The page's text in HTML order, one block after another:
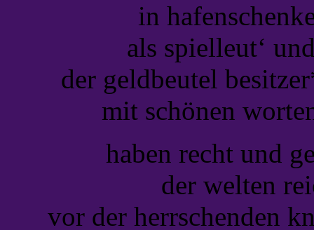
in
als spielleut‘
der geldbeutel
mit schönen
haben recht und
der welten
vor der herrschenden